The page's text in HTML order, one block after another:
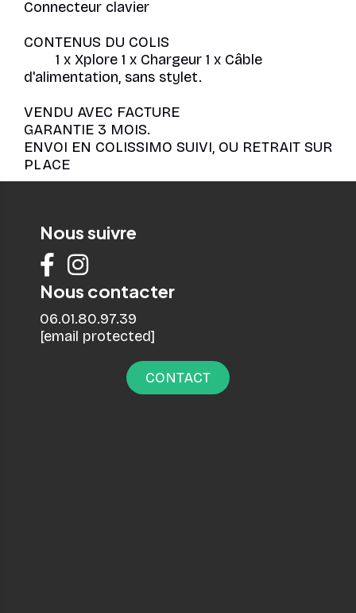
Connecteur clavier
CONTENUS DU COLIS
1 x Xplore 1 x Chargeur 1 x Câble
d'alimentation, sans stylet.
VENDU AVEC FACTURE
GARANTIE 3 MOIS.
ENVOI EN COLISSIMO SUIVI, OU RETRAIT SUR
PLACE
Nous suivre
 
Nous contacter
06.01.80.97.39
[email protected]
CONTACT